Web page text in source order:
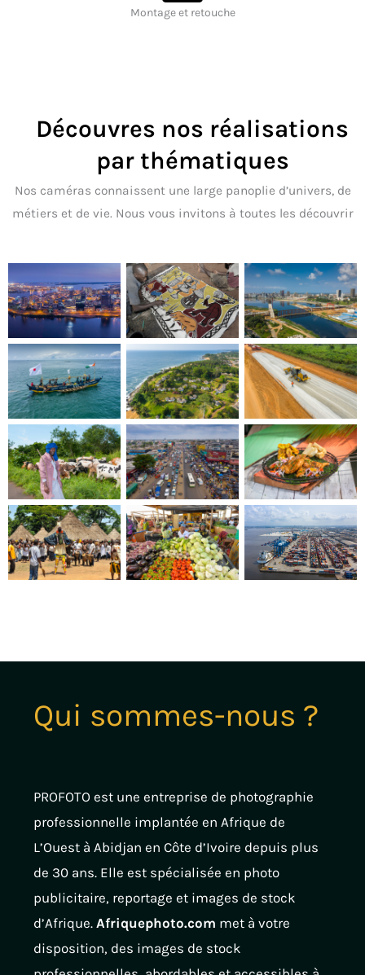
Montage et retouche
Découvres nos réalisations
par thématiques
Nos caméras connaissent une large panoplie d’univers, de
métiers et de vie. Nous vous invitons à toutes les découvrir
Qui sommes-nous ?​
PROFOTO est une entreprise de photographie
professionnelle implantée en Afrique de
L’Ouest à Abidjan en Côte d’Ivoire depuis plus
de 30 ans. Elle est spécialisée en photo
publicitaire, reportage et images de stock
d’Afrique. Afriquephoto.com met à votre
disposition, des images de stock